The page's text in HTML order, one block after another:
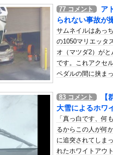
辺の日本EEZ内で調査か、ワイヤのよ
くんじゃなかった…」 日本を知ってしま
の5割以上「ストレスの原因、第一位が
落ちてパンツが透けてしまうハプニング
て気高いんだ！」 英高級紙も驚愕した
は安泰だ」16歳MF三井寺眞、衝撃ゴー
タメン 先発:高橋光成（2026.8.7）
に嫉妬した結果ブタ箱送りになってしま
くらすずめ】
んの机がこの女の子の椅子にされてたら
ん、可愛すぎる
77 コメント
ア
られない事故が
サムネイルはあっ
の1050マリエッタ
オ（マツダ2）が
です。これアクセ
ペダルの間に挟ま
83 コメント
大雪によるホワ
「真っ白です、何
るからこの人が何
に追突されてしま
れたホワイトアウ